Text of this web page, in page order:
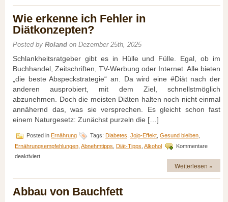
Jojo-
Wie erkenne ich Fehler in
Diätkonzepten?
Posted by Roland on Dezember 25th, 2025
Schlankheitsratgeber gibt es in Hülle und Fülle. Egal, ob im
Buchhandel, Zeitschriften, TV-Werbung oder Internet. Alle bieten
„die beste Abspeckstrategie“ an. Da wird eine #Diät nach der
anderen ausprobiert, mit dem Ziel, schnellstmöglich
abzunehmen. Doch die meisten Diäten halten noch nicht einmal
annähernd das, was sie versprechen. Es gleicht schon fast
einem Naturgesetz: Zunächst purzeln die […]
Posted in Ernährung Tags: Diabetes Jojo-Effekt Gesund bleiben
Ernährungsempfehlungen Abnehmtipps Diät-Tipps Alkohol
Kommentare
deaktiviertfür
ich
Fehler
in
Weiterlesen »
Abbau von Bauchfett